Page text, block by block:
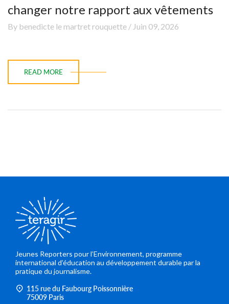
changer notre rapport aux vêtements
By benedicte le martret rouquette / Juin 09, 2026
READ MORE
Jeunes Reporters pour l’Environnement, programme
international d’éducation au développement durable par la
pratique du journalisme.
115 rue du Faubourg Poissonnière
75009 Paris